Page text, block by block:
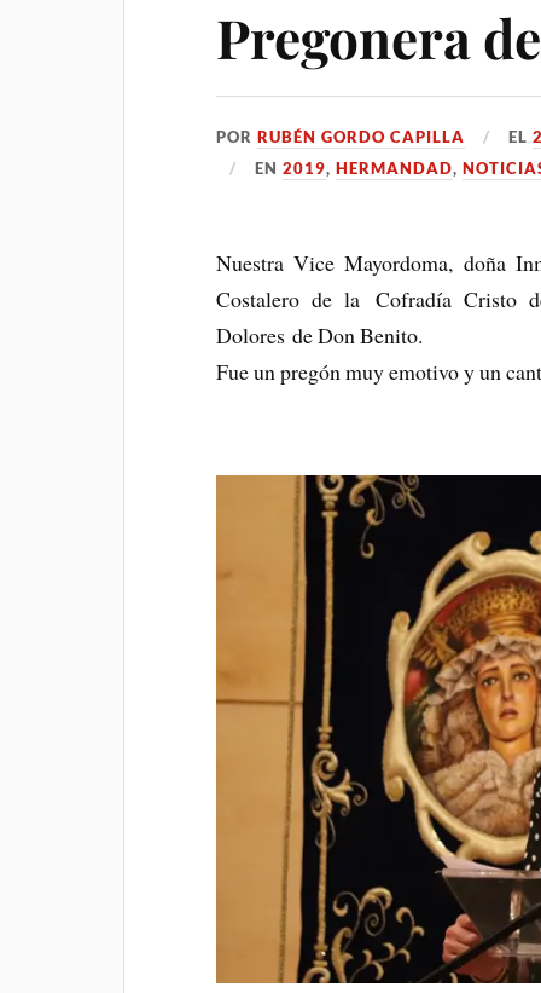
Pregonera
PORRUBÉN GORDO CAPILLA EL
EN2019,HERMANDAD,
Nuestra Vice Mayordoma, doña
Costalero de la Cofradía Cristo
Dolores de Don Benito.
Fue un pregón muy emotivo y un